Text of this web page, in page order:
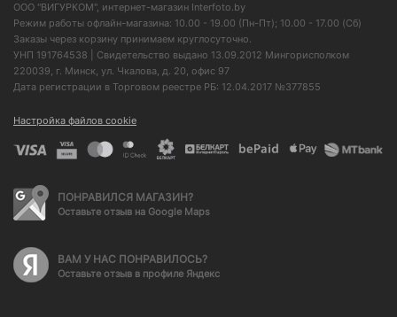
ООО "ВИГУРКОМ", интернет-магазин Interfoto.by
Режим работы офлайн-магазина: 10.00 - 19.00 (Пн-Пт); 10.00 - 17.00 (Сб)
Заказы через корзину принимаем круглосуточно.
УНП 191764538 | Свидетельство выдано 13.09.2012 Мингорисполком
220039, г. Минск, ул. Чкалова, д. 20, офис 97
Дата регистрации в Торговом реестре РБ: 12.04.2017 №377855
Настройка файлов cookie
ПОНРАВИЛСЯ МАГАЗИН?
Оставьте отзыв на Google Maps
ВАМ У НАС ПОНРАВИЛОСЬ?
Оставьте отзыв в профиле Яндекс